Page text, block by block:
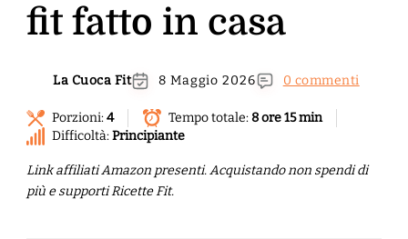
fit fatto in casa
La Cuoca Fit 8 Maggio 2026 0 commenti
Porzioni:4 Tempo totale:8 ore 15 min
Difficoltà:Principiante
Link affiliati Amazon presenti. Acquistando non spendi di
più e supporti Ricette Fit.